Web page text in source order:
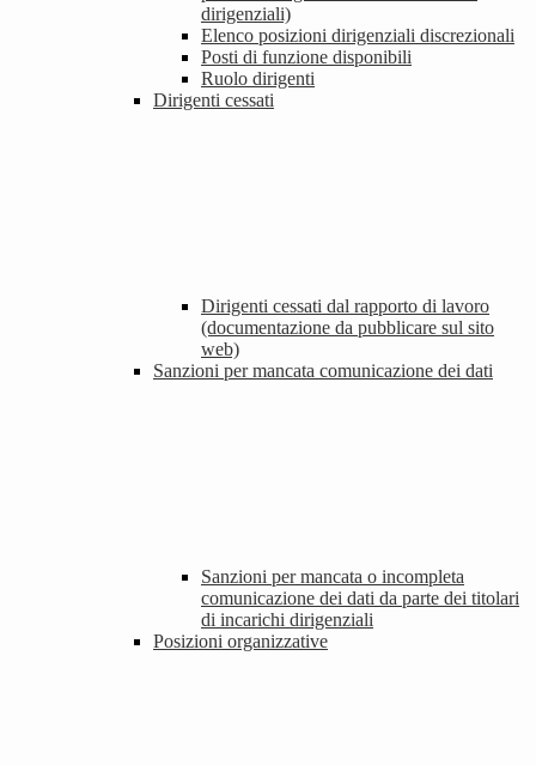
dirigenziali)
Elenco posizioni dirigenziali discrezionali
Posti di funzione disponibili
Ruolo dirigenti
Dirigenti cessati
Dirigenti cessati dal rapporto di lavoro
(documentazione da pubblicare sul sito
web)
Sanzioni per mancata comunicazione dei dati
Sanzioni per mancata o incompleta
comunicazione dei dati da parte dei titolari
di incarichi dirigenziali
Posizioni organizzative